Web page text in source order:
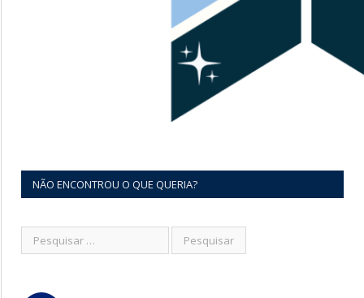
NÃO ENCONTROU O QUE QUERIA?